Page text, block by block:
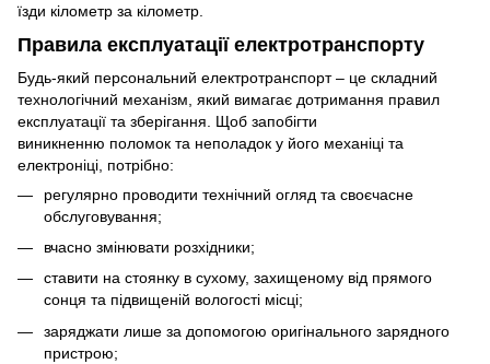
їзди кілометр за кілометр.
Правила експлуатації електротранспорту
Будь-який персональний електротранспорт – це складний
технологічний механізм, який вимагає дотримання правил
експлуатації та зберігання. Щоб запобігти
виникненню поломок та неполадок у його механіці та
електроніці, потрібно:
регулярно проводити технічний огляд та своєчасне
обслуговування;
вчасно змінювати розхідники;
ставити на стоянку в сухому, захищеному від прямого
сонця та підвищеній вологості місці;
заряджати лише за допомогою оригінального зарядного
пристрою;